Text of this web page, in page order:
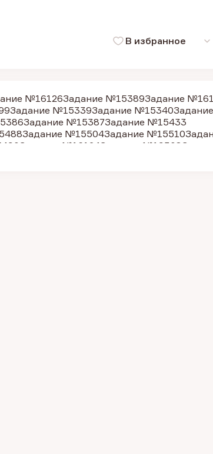
В избранное
№16126Задание №15389Задание
Задание №15339Задание №15340
Задание №15387Задание №15433
Задание №15504Задание №15510
Задание №16124 Задание №19308